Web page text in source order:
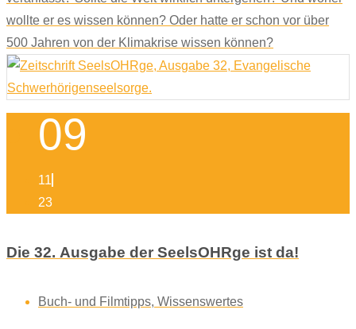
wollte er es wissen können? Oder hatte er schon vor über
500 Jahren von der Klimakrise wissen können?
09
11
23
Die 32. Ausgabe der SeelsOHRge ist da!
Buch- und Filmtipps, Wissenswertes